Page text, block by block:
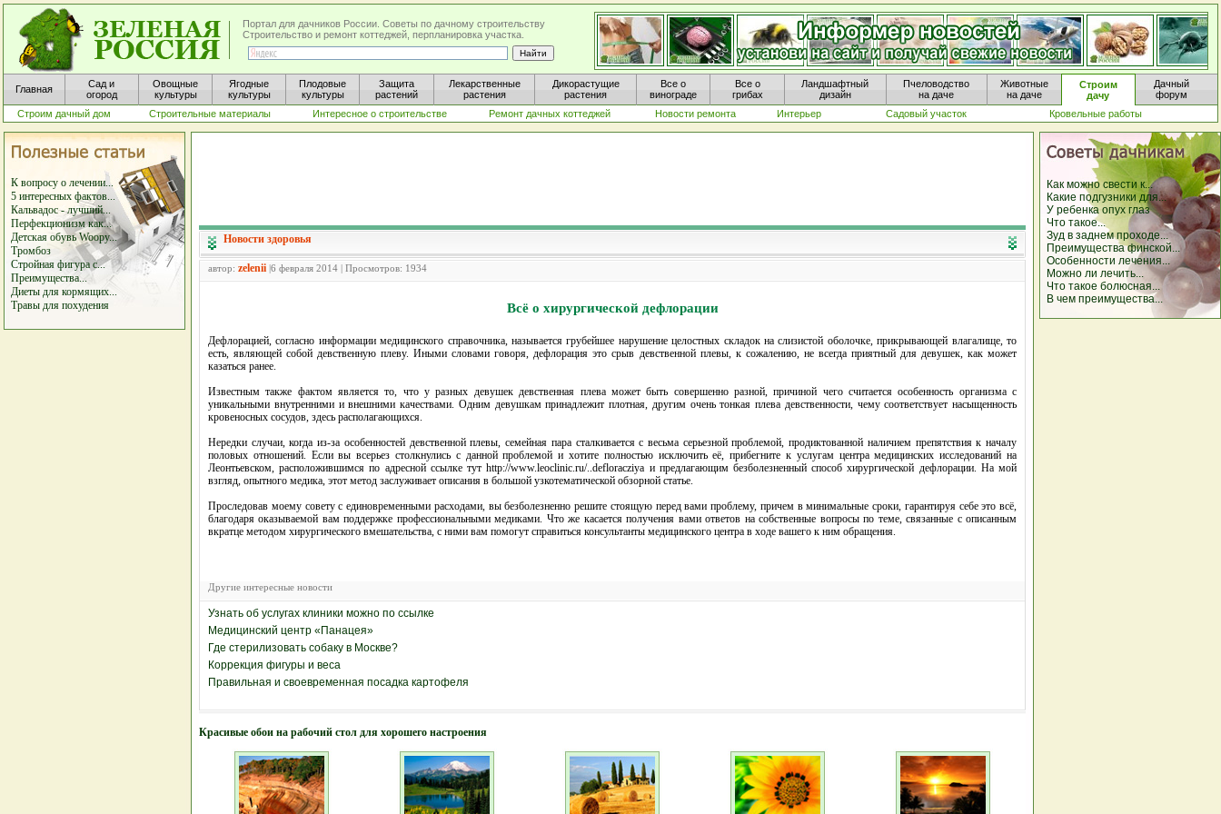
Портал для дачников России. Советы по дачному строительству
Строительство и ремонт коттеджей, перпланировка участка.
Главная
Сад и
огород
Овощные
культуры
Ягодные
культуры
Плодовые
культуры
Защита
растений
Лекарственные
растения
Дикорастущие
растения
Все о
винограде
Все о
грибах
Ландшафтный
дизайн
Пчеловодство
на даче
Животные
на даче
Строим
дачу
Дачный
форум
Строим дачный дом
Строительные материалы Интересное о строительстве Ремонт дачных коттеджей Новости ремонта Интерьер Садовый участок Кровельные работы
К вопросу о лечении...
5 интересных фактов...
Кальвадос - лучший...
Перфекционизм как...
Детская обувь Woopy...
Тромбоз
Стройная фигура с...
Преимущества...
Диеты для кормящих...
Травы для похудения
Как можно свести к...
Какие подгузники для...
У ребенка опух глаз
Что такое...
Зуд в заднем проходе...
Преимущества финской...
Особенности лечения...
Можно ли лечить...
Что такое болюсная...
В чем преимущества...
Новости здоровья
автор: zelenii |6 февраля 2014 | Просмотров: 1934
Всё о хирургической дефлорации
Дефлорацией, согласно информации медицинского справочника, называется грубейшее нарушение целостных складок на слизистой оболочке, прикрывающей влагалище, то
есть, являющей собой девственную плеву. Иными словами говоря, дефлорация это срыв девственной плевы, к сожалению, не всегда приятный для девушек, как может
казаться ранее.
Известным также фактом является то, что у разных девушек девственная плева может быть совершенно разной, причиной чего считается особенность организма с
уникальными внутренними и внешними качествами. Одним девушкам принадлежит плотная, другим очень тонкая плева девственности, чему соответствует насыщенность
кровеносных сосудов, здесь располагающихся.
Нередки случаи, когда из-за особенностей девственной плевы, семейная пара сталкивается с весьма серьезной проблемой, продиктованной наличием препятствия к началу
половых отношений. Если вы всерьез столкнулись с данной проблемой и хотите полностью исключить её, прибегните к услугам центра медицинских исследований на
Леонтьевском, расположившимся по адресной ссылке тут http://www.leoclinic.ru/..defloracziya и предлагающим безболезненный способ хирургической дефлорации. На мой
взгляд, опытного медика, этот метод заслуживает описания в большой узкотематической обзорной статье.
Проследовав моему совету с единовременными расходами, вы безболезненно решите стоящую перед вами проблему, причем в минимальные сроки, гарантируя себе это всё,
благодаря оказываемой вам поддержке профессиональными медиками. Что же касается получения вами ответов на собственные вопросы по теме, связанные с описанным
вкратце методом хирургического вмешательства, с ними вам помогут справиться консультанты медицинского центра в ходе вашего к ним обращения.
Другие интересные новости
Узнать об услугах клиники можно по ссылке
Медицинский центр «Панацея»
Где стерилизовать собаку в Москве?
Коррекция фигуры и веса
Правильная и своевременная посадка картофеля
Красивые обои на рабочий стол для хорошего настроения